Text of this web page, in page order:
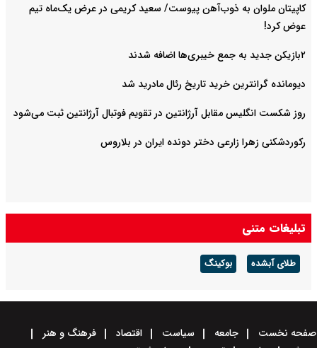
کاپیتان ملوان به ذوب‌آهن پیوست/ سعید کریمی در عرض یک‌ماه تیم
عوض کرد!
۲بازیکن جدید به جمع خیبری‌ها اضافه شدند
دیومانده گرانترین خرید تاریخ رئال مادرید شد
روز شکست انگلیس مقابل آرژانتین در تقویم فوتبال آرژانتین ثبت می‌شود
رکوردشکنی زهرا زارعی دختر دونده ایران در بلاروس
تبلیغات متنی
طلای آبشده بوکینگ
صفحه نخست جامعه سیاست اقتصاد
فرهنگ و هنر